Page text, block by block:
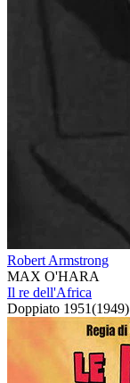
Robert Armstrong
MAX O'HARA
Il re dell'Africa
Doppiato 1951(1949)